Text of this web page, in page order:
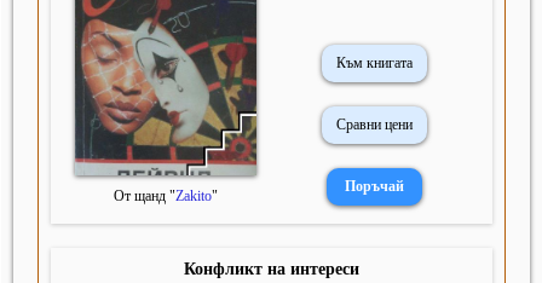
От щанд "Zakito"
Към книгата
Сравни цени
Конфликт на интереси